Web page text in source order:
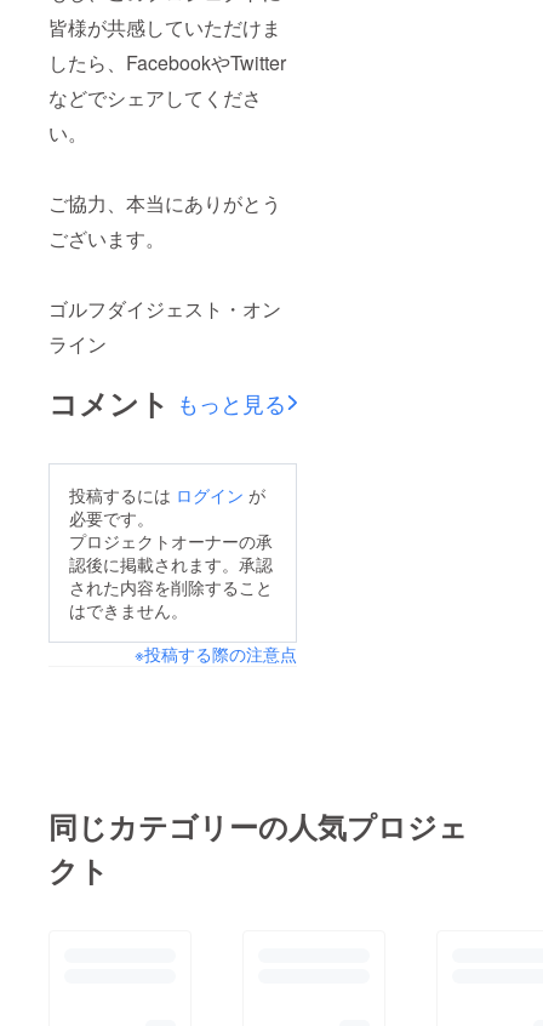
皆様が共感していただけま
したら、FacebookやTwitter
などでシェアしてくださ
い。
ご協力、本当にありがとう
ございます。
ゴルフダイジェスト・オン
ライン
コメント もっと見る
投稿するには ログイン が
必要です。
プロジェクトオーナーの承
認後に掲載されます。承認
された内容を削除すること
はできません。
※投稿する際の注意点
同じカテゴリーの人気プロジェ
クト